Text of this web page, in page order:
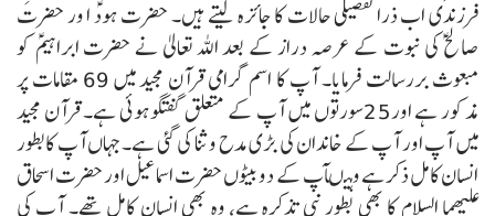
فرزندیاب ذرا تفصیلی حالات کا جائزہ لیتے ہیں۔حضرت ہودؑ ا ور حضرت
صالح ؑکی نبوت کے عرصہ دراز کے بعد اللہ تعالیٰ نے حضرت ابراہیمؑ کو
مبعوث بررسالت فرمایا۔ آپ کا اسم گرامی قرآن مجید میں 69 مقامات پر
مذکور ہے اور25سورتوں میں آپ کے متعلق گفتگوہوئی ہے۔
قرآن مجید
میں آپ اور آپ کے خاندان کی بڑی مدح و ثنا کی گئی ہے۔جہاں آپ کابطور
انسان کامل ذکر ہے وہیںآپ کے دو بیٹوں حضرت اسماعیل اور حضرت اسحاق
علیھما السلام کا بھی بطور نبی تذکرہ ہے، وہ بھی انسان کامل تھے۔ آپ کی